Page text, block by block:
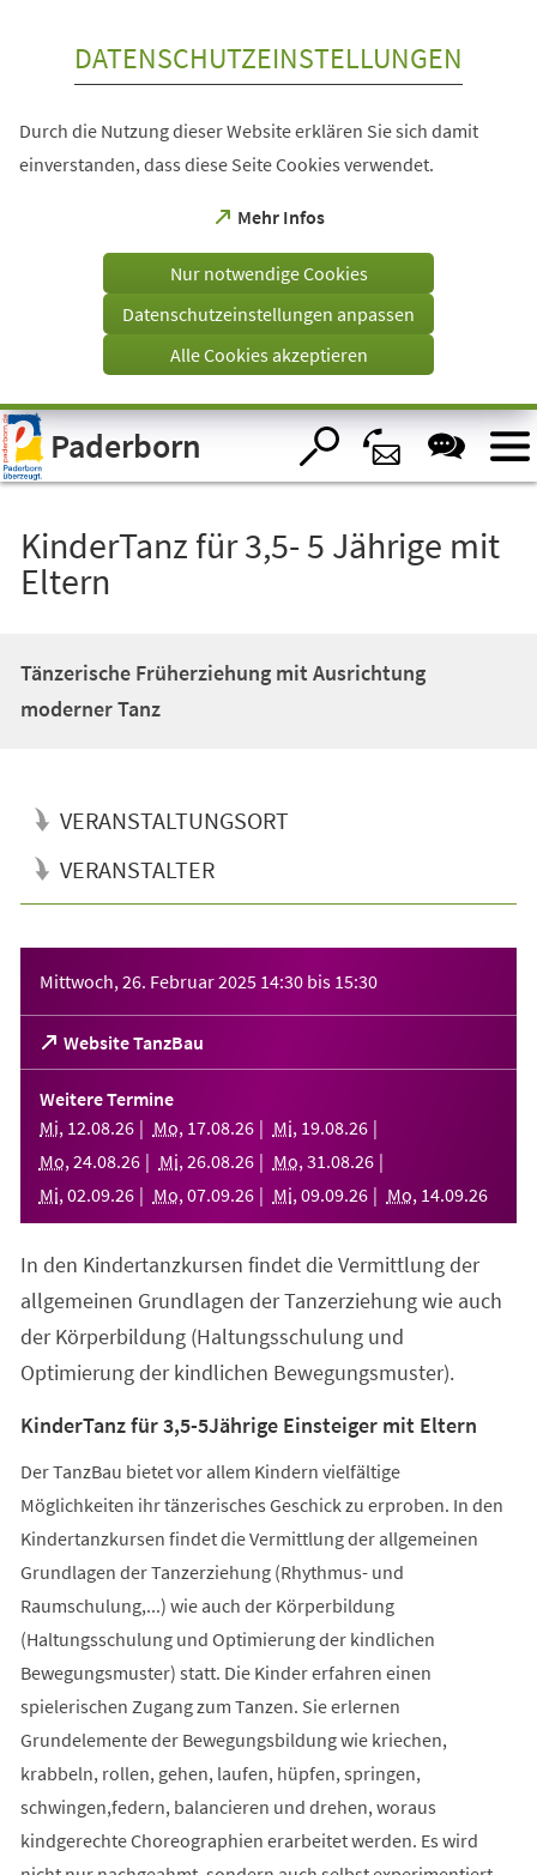
Visuelle
Assistenzsoftware
öffnen.
DATENSCHUTZEINSTELLUNGEN
Durch die Nutzung dieser Website erklären Sie sich damit
einverstanden, dass diese Seite Cookies verwendet.
Mehr Infos
(Öffnet
einem
Tab)
Nur notwendige Cookies
Datenschutzeinstellungen anpassen
Alle Cookies akzeptieren
Paderborn
KinderTanz für 3,5- 5 Jährige mit
Eltern
Tänzerische Früherziehung mit Ausrichtung
moderner Tanz
VERANSTALTUNGSORT
VERANSTALTER
Mittwoch, 26. Februar 2025 14:30 bis 15:30
Website TanzBau
(Öffnet
in
einem
neuen
Tab)
Weitere Termine
Mi, 12.08.26 Mo, 17.08.26 Mi, 19.08.26
Mo, 24.08.26 Mi, 26.08.26 Mo, 31 .08.26
Mi, 02.09.26 Mo, 07.09.26 Mi, 09.09.26 Mo, 14.09.26
In den Kindertanzkursen findet die Vermittlung der
allgemeinen Grundlagen der Tanzerziehung wie auch
der Körperbildung (Haltungsschulung und
Optimierung der kindlichen Bewegungsmuster).
KinderTanz für 3,5-5Jährige Einsteiger mit Eltern
Der TanzBau bietet vor allem Kindern vielfältige
Möglichkeiten ihr tänzerisches Geschick zu erproben. In den
Kindertanzkursen findet die Vermittlung der allgemeinen
Grundlagen der Tanzerziehung (Rhythmus- und
Raumschulung,...) wie auch der Körperbildung
(Haltungsschulung und Optimierung der kindlichen
Bewegungsmuster) statt. Die Kinder erfahren einen
spielerischen Zugang zum Tanzen. Sie erlernen
Grundelemente der Bewegungsbildung wie kriechen,
krabbeln, rollen, gehen, laufen, hüpfen, springen,
schwingen,federn, balancieren und drehen, woraus
kindgerechte Choreographien erarbeitet werden. Es wird